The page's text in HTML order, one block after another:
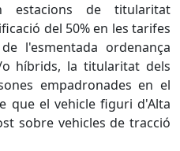
estacions de titularitat
del 50% en les tarifes
l'esmentada ordenança
híbrids, la titularitat dels
empadronades en el
que el vehicle figuri d'Alta
sobre vehicles de tracció